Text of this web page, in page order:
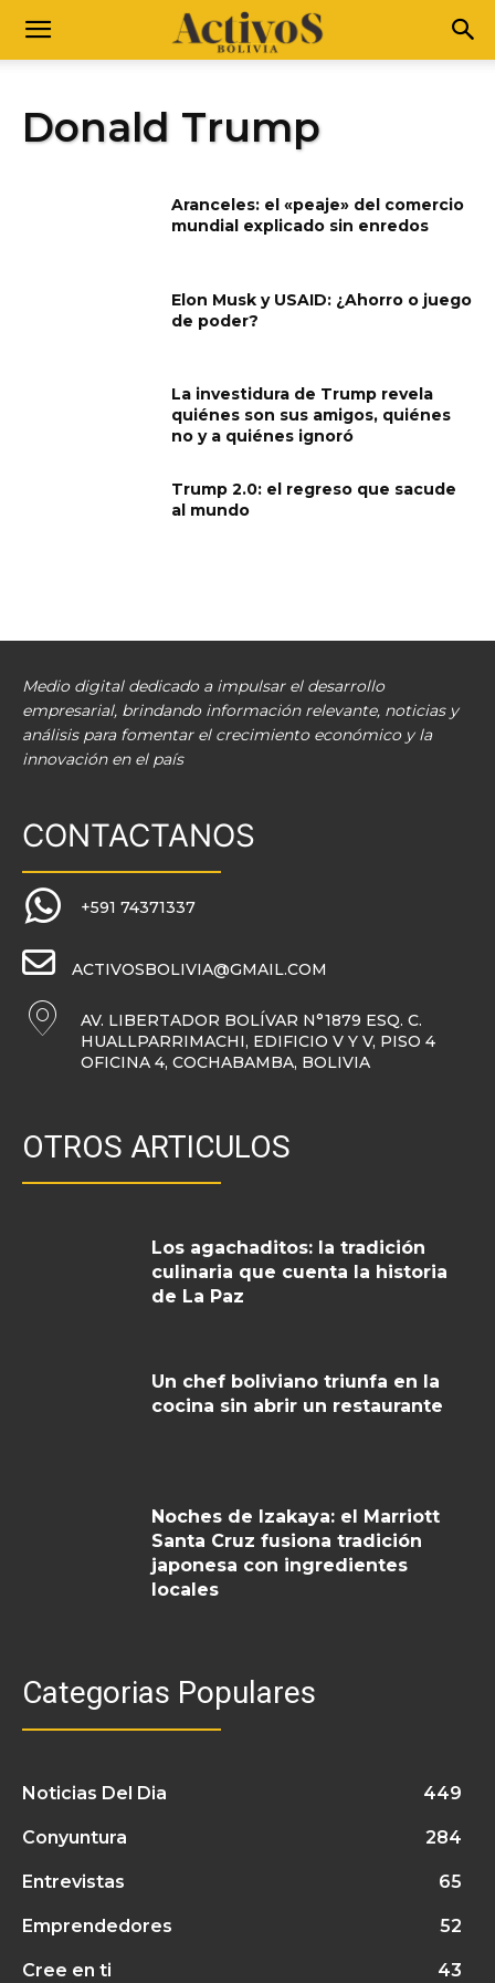
Donald Trump
Aranceles: el «peaje» del comercio
mundial explicado sin enredos
Elon Musk y USAID: ¿Ahorro o juego
de poder?
La investidura de Trump revela
quiénes son sus amigos, quiénes
no y a quiénes ignoró
Trump 2.0: el regreso que sacude
al mundo
Medio digital dedicado a impulsar el desarrollo
empresarial, brindando información relevante, noticias y
análisis para fomentar el crecimiento económico y la
innovación en el país
CONTACTANOS
+591 74371337
ACTIVOSBOLIVIA@GMAIL.COM
AV. LIBERTADOR BOLÍVAR N°1879 ESQ. C.
HUALLPARRIMACHI, EDIFICIO V Y V, PISO 4
OFICINA 4, COCHABAMBA, BOLIVIA
OTROS ARTICULOS
Los agachaditos: la tradición
culinaria que cuenta la historia
de La Paz
Un chef boliviano triunfa en la
cocina sin abrir un restaurante
Noches de Izakaya: el Marriott
Santa Cruz fusiona tradición
japonesa con ingredientes
locales
Categorias Populares
Noticias Del Dia 449
Conyuntura 284
Entrevistas 65
Emprendedores 52
Cree en ti 43